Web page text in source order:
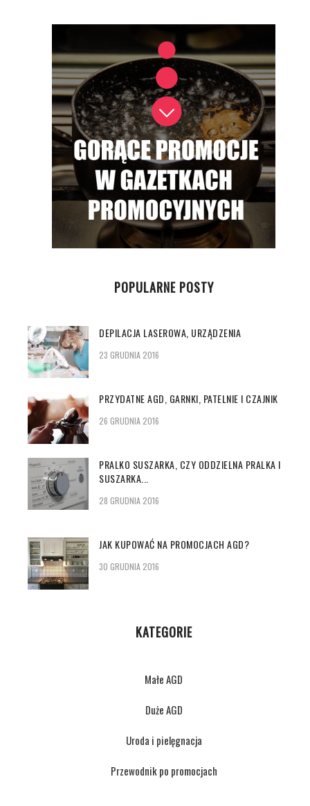
POPULARNE POSTY
DEPILACJA LASEROWA, URZĄDZENIA
23 GRUDNIA 2016
PRZYDATNE AGD, GARNKI, PATELNIE I CZAJNIK
26 GRUDNIA 2016
PRALKO SUSZARKA, CZY ODDZIELNA PRALKA I
SUSZARKA...
28 GRUDNIA 2016
JAK KUPOWAĆ NA PROMOCJACH AGD?
30 GRUDNIA 2016
KATEGORIE
Małe AGD
Duże AGD
Uroda i pielęgnacja
Przewodnik po promocjach